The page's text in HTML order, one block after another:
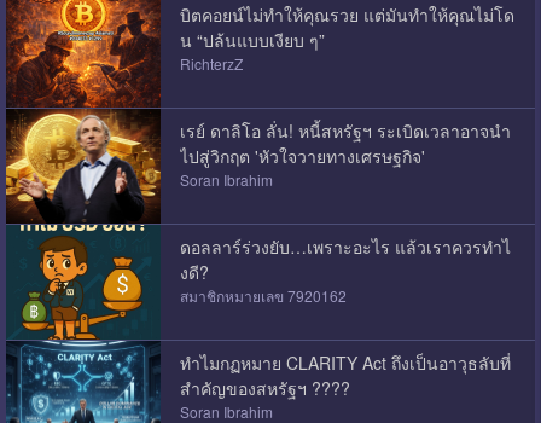
บิตคอยน์ไม่ทำให้คุณรวย แต่มันทำให้คุณไม่โด
น “ปล้นแบบเงียบ ๆ”
RichterzZ
เรย์ ดาลิโอ ลั่น! หนี้สหรัฐฯ ระเบิดเวลาอาจนำ
ไปสู่วิกฤต 'หัวใจวายทางเศรษฐกิจ'
Soran Ibrahim
ดอลลาร์ร่วงยับ…เพราะอะไร แล้วเราควรทำไ
งดี?
สมาชิกหมายเลข 7920162
ทำไมกฏหมาย CLARITY Act ถึงเป็นอาวุธลับที่
สำคัญของสหรัฐฯ ????
Soran Ibrahim